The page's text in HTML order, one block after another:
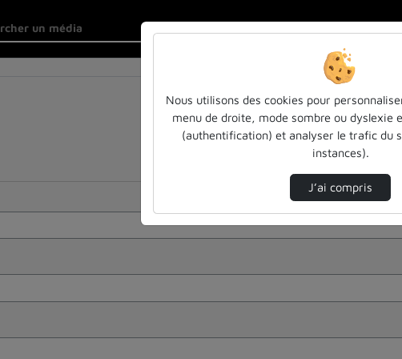
Nous utilisons des cookies pour
menu de droite, mode sombre ou dyslexie
(authentification) et analyser le trafic du
instances).
J’ai compris